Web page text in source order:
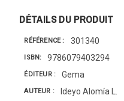
DÉTAILS DU PRODUIT
RÉFÉRENCE 301340
ISBN 9786079403294
ÉDITEUR Gema
AUTEUR Ideyo Alomía L.